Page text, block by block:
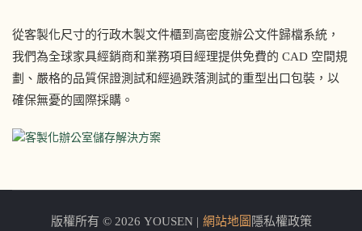
從客製化尺寸的行政木製文件櫃到高密度辦公文件歸檔系統，
我們為全球家具經銷商和業務項目經理提供免費的 CAD 空間規
劃、嚴格的品質保證測試和經過跌落測試的重型出口包裝，以
確保無憂的國際採購。
版權所有 © 2026 YOUSEN | 網站地圖 隱私權政策